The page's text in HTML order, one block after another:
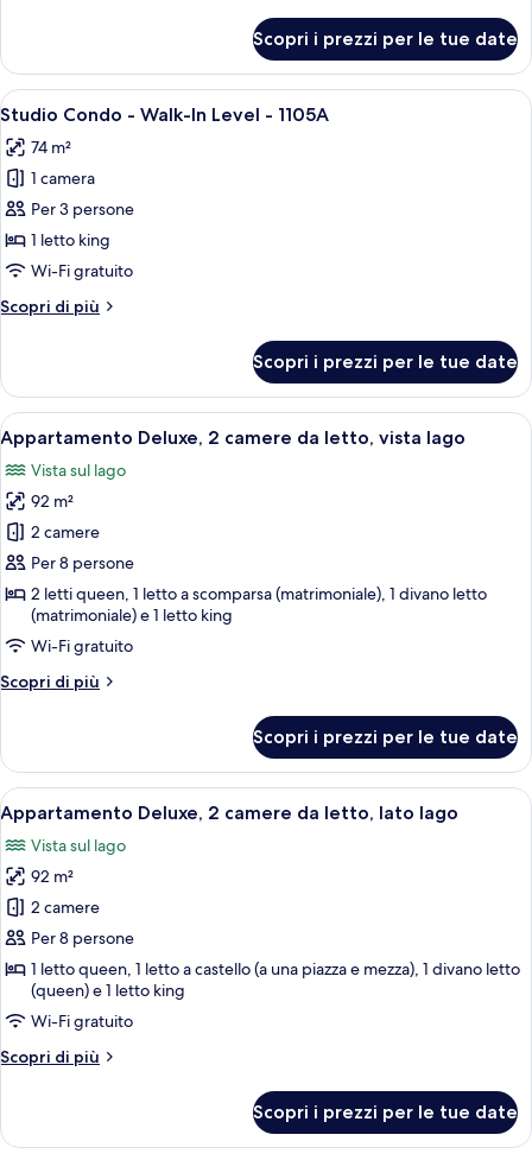
Deluxe,
letto
vista
lago
Scopri i prezzi per le tue date
Apri
tutte
le
foto
per
Studio
Condo
Walk-
1105A
Una camera da letto con un letto,
8
Studio Condo - Walk-In Level - 1105A
74 m²
1 camera
Per 3 persone
1 letto king
Wi-Fi gratuito
Scopri di più
Altri
Condo
Walk-
Level
1105A
Scopri i prezzi per le tue date
Apri
tutte
le
foto
per
Appartamento
Deluxe,
camere
da
letto,
lago
Camera da letto con due letti, un
24
Appartamento Deluxe, 2 camere da letto, vista lago
Vista sul lago
92 m²
2 camere
Per 8 persone
2 letti queen, 1 letto a scomparsa (matrimoniale), 1 divano letto
(matrimoniale) e 1 letto king
Wi-Fi gratuito
Scopri di più
Altri
Deluxe,
camere
da
letto,
vista
lago
Scopri i prezzi per le tue date
Apri
tutte
le
foto
per
Appartamento
Deluxe,
camere
da
letto,
lago
Un soggiorno moderno con
21
Appartamento Deluxe, 2 camere da letto, lato lago
Vista sul lago
92 m²
2 camere
Per 8 persone
1 letto queen, 1 letto a castello (a una piazza e mezza), 1 divano letto
(queen) e 1 letto king
Wi-Fi gratuito
Scopri di più
Altri
Deluxe,
Scopri i prezzi per le tue date